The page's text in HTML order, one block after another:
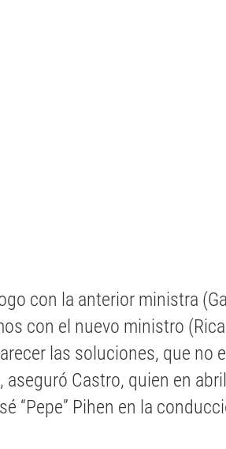
con la anterior ministra
con el nuevo ministro
las soluciones, que no
aseguró Castro, quien en
“Pepe” Pihen en la